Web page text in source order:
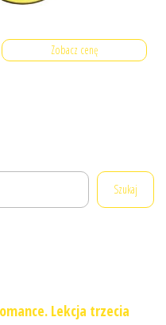
Zobacz cenę
Szukaj
Lekcja trzecia